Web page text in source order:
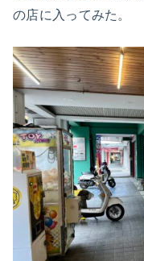
の店に入ってみた。